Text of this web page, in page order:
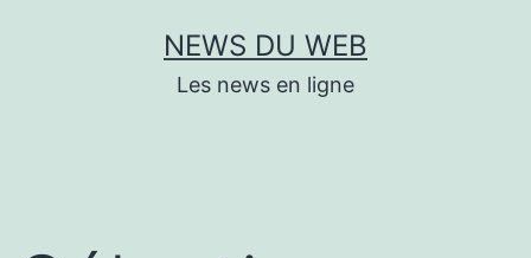
NEWS DU WEB
Les news en ligne